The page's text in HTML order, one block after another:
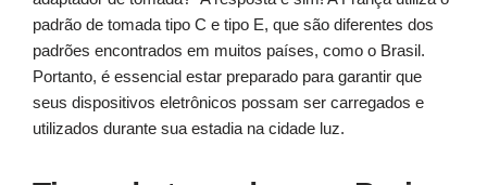
padrão de tomada tipo C e tipo E, que são diferentes dos
padrões encontrados em muitos países, como o Brasil.
Portanto, é essencial estar preparado para garantir que
seus dispositivos eletrônicos possam ser carregados e
utilizados durante sua estadia na cidade luz.